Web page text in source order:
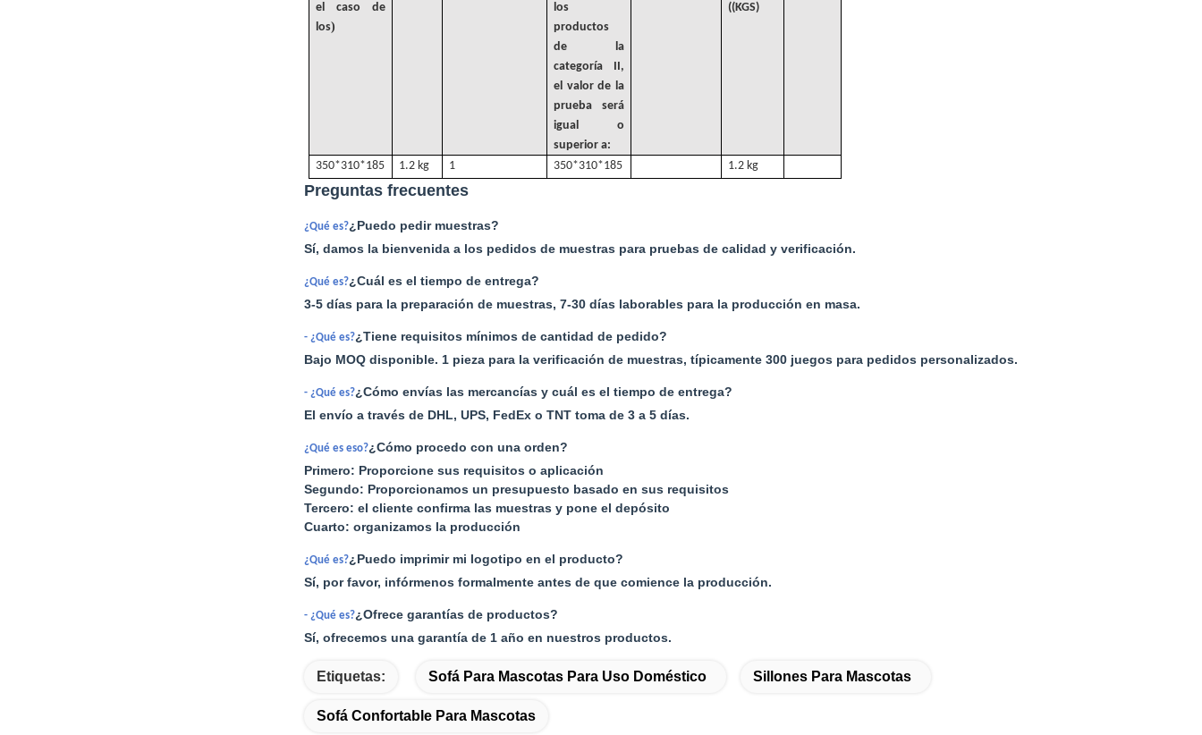
el caso de
los)
los
productos
de la
categoría II,
el valor de la
prueba será
igual o
superior a:
((KGS)
350*310*185 1.2 kg 1 350*310*185 1.2 kg
Preguntas frecuentes
¿Qué es?¿Puedo pedir muestras?
Sí, damos la bienvenida a los pedidos de muestras para pruebas de calidad y verificación.
¿Qué es?¿Cuál es el tiempo de entrega?
3-5 días para la preparación de muestras, 7-30 días laborables para la producción en masa.
- ¿Qué es?¿Tiene requisitos mínimos de cantidad de pedido?
Bajo MOQ disponible. 1 pieza para la verificación de muestras, típicamente 300 juegos para pedidos personalizados.
- ¿Qué es?¿Cómo envías las mercancías y cuál es el tiempo de entrega?
El envío a través de DHL, UPS, FedEx o TNT toma de 3 a 5 días.
¿Qué es eso?¿Cómo procedo con una orden?
Primero: Proporcione sus requisitos o aplicación
Segundo: Proporcionamos un presupuesto basado en sus requisitos
Tercero: el cliente confirma las muestras y pone el depósito
Cuarto: organizamos la producción
¿Qué es?¿Puedo imprimir mi logotipo en el producto?
Sí, por favor, infórmenos formalmente antes de que comience la producción.
- ¿Qué es?¿Ofrece garantías de productos?
Sí, ofrecemos una garantía de 1 año en nuestros productos.
Etiquetas: Sofá Para Mascotas Para Uso Doméstico Sillones Para Mascotas
Sofá Confortable Para Mascotas